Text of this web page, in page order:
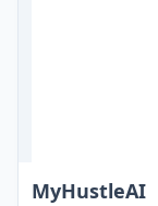
MyHustleAI